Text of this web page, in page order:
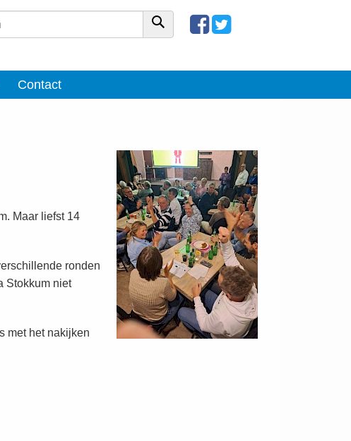
Contact
Maar liefst 14
ronden
Stokkum niet
met het nakijken